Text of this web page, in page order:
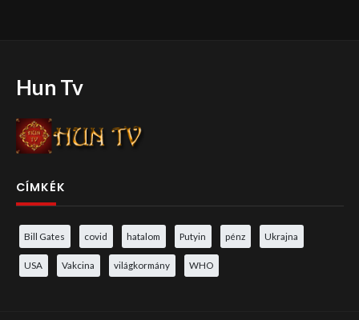
Hun Tv
CÍMKÉK
Bill Gates covid hatalom Putyin pénz Ukrajna
USA Vakcina világkormány WHO